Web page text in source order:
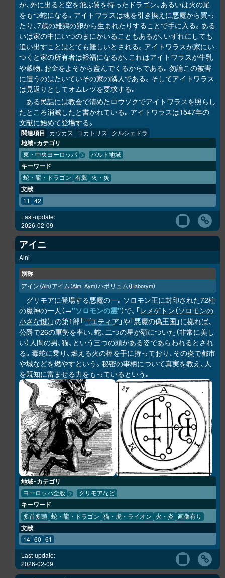
が、外に出ると空を飛ぶ翼を持ったドラゴン、あるいは火の尾
をもつ蛇になる。アイトワラスは魂を引き換えに悪魔から買っ
たり、7歳の雄鶏の卵から生まれたりすることで手に入る。ある
いは家の中にいつのまにかいることもあるが、いずれにしても
追い出すことはとても難しいとされる。アイトワラスが家にい
つくと家の所有者は裕福になるが、これはアイトワラスが牛乳
や穀物、お金をよそから盗んでくるからである。勿論この被害
に遭うのはたいていその家の隣人である。そしてアイトワラス
は見返りとしてオムレツを要求する。
ある民話には教会で清めたロウソクでアイトワラスを照らし
たところ消滅したと書かれている。アイトワラスは1547年の
文献に始めて登場する。
関連項目 カウカス コカトリス クルシェドラ
地域・カテゴリ
東・中央ヨーロッパ バルト地域
キーワード
蛇・龍・ドラゴン 有翼 火・炎
文献
11 42
Last-update:
2026-02-09
アイニ
Aini
別称
アイン（Ain）アイム（Aim, Aym）ハボリュム（Haborym）
グリモアに登場する悪魔の一。ソロモン王に封印された72柱
の魔神の一人（→"ソロモンの霊"）で、「レメゲトン（ソロモンの
小さな鍵） 」の第1部「ゴエティア 」や「悪魔の偽王国 」に拠れば、
公爵で26の軍勢を率い、蛇、二つの星が額についた（非常に美し
い）人間の男、猫、という三つの頭がある姿であらわれるとされ
る。毒蛇に乗り、燃える火の棒を手に持っており、その炎で都市
や城などを燃やすという。秘密の事柄について真実を教え、人
を既知に富ませる力をもっているという。
地域・カテゴリ
ヨーロッパ全般 グリモアなど
キーワード
多首多頭 蛇・龍・ドラゴン 猫・虎・ライオン 火・炎 画像有り
文献
14 60 61
Last-update:
2026-02-09